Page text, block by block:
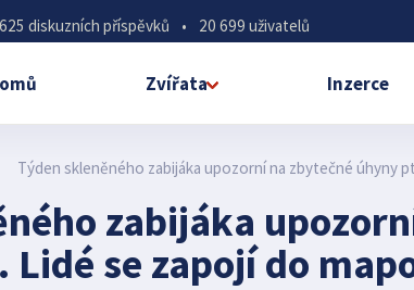
diskuzních příspěvků • 20 699 uživatelů
Zvířata Inzerce
Týden skleněného zabijáka upozorní na zbytečné úhyny
zabijáka
se zapojí do